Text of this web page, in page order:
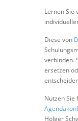
Lernen Sie
Diese von
verbinden.
ersetzen
Nutzen Sie
Holger